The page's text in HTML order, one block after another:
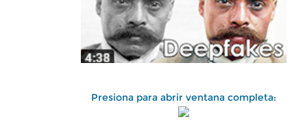
Presiona para abrir ventana completa: